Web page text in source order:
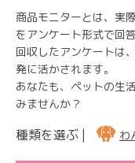
商品モニターとは、実
をアンケート形式で回
回収したアンケートは
発に活かされます。
あなたも、ペットの生
みませんか？
種類を選ぶ | わ